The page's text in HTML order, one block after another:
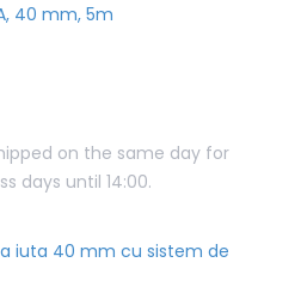
40 mm, 5m
on the same day for
days until 14:00.